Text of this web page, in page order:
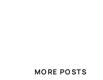
MORE POSTS